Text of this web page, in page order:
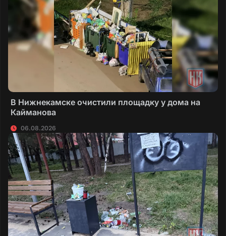
В Нижнекамске очистили площадку у дома на
Кайманова
06.08.2026